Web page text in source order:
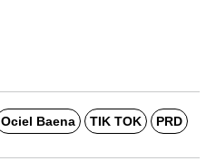
Ociel Baena TIK TOK PRD